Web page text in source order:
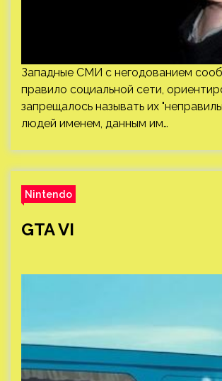
Западные СМИ с негодованием
правило социальной сети,
запрещалось называть их
людей именем, данным им…
Nintendo
GTA VI